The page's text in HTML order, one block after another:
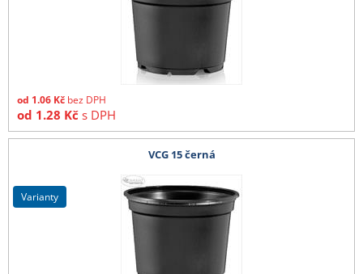
od 1.06 Kč bez DPH
od 1.28 Kč s DPH
VCG 15 černá
varianty